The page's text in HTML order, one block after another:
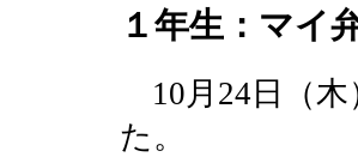
１年生：マイ
10月24日（木
た。